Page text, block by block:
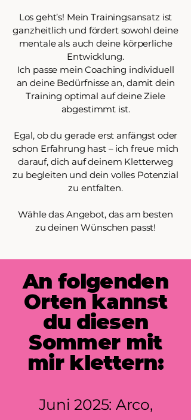
Los geht’s! Mein Trainingsansatz ist
ganzheitlich und fördert sowohl deine
mentale als auch deine körperliche
Entwicklung.
Ich passe mein Coaching individuell
an deine Bedürfnisse an, damit dein
Training optimal auf deine Ziele
abgestimmt ist.
Egal, ob du gerade erst anfängst oder
schon Erfahrung hast – ich freue mich
darauf, dich auf deinem Kletterweg
zu begleiten und dein volles Potenzial
zu entfalten.
Wähle das Angebot, das am besten
zu deinen Wünschen passt!
An folgenden
Orten kannst
du diesen
Sommer mit
mir klettern:
Juni 2025: Arco,